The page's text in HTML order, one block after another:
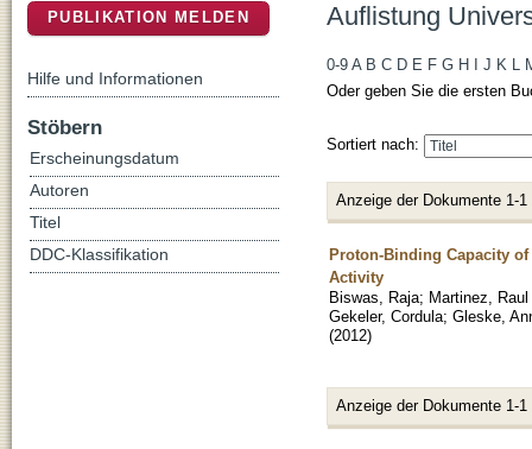
Auflistung
0-9 A B C D E F G H J K L
Oder geben Sie die ersten
Sortiert nach:
Anzeige der Dokumente 1-1
Proton-Binding Capacity
Activity
Biswas, Raja; Martinez,
Gekeler, Cordula; Gleske,
(2012)
Anzeige der Dokumente 1-1
PUBLIKATION MELDEN
Hilfe und Informationen
Stöbern
Erscheinungsdatum
Autoren
Titel
DDC-Klassifikation